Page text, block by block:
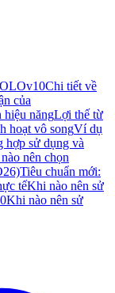
Chi tiết về
của
hiệu năngLợi thế từ
hoạt vô songVí dụ
hợp sử dụng và
nên chọn
Tiêu chuẩn mới:
tếKhi nào nên sử
Khi nào nên sử